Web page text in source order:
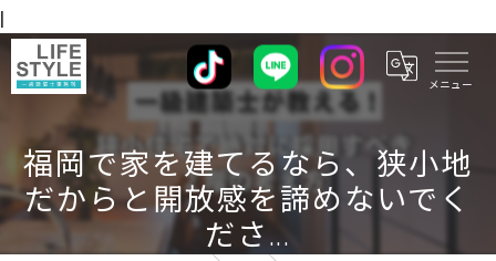
|
福岡で家を建てるなら、狭小地
だからと開放感を諦めないでく
ださ...